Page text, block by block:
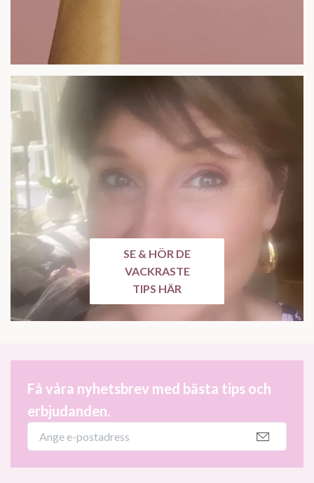
SE & HÖR DE
VACKRASTE
TIPS HÄR
Få våra nyhetsbrev med bästa tips och
erbjudanden.